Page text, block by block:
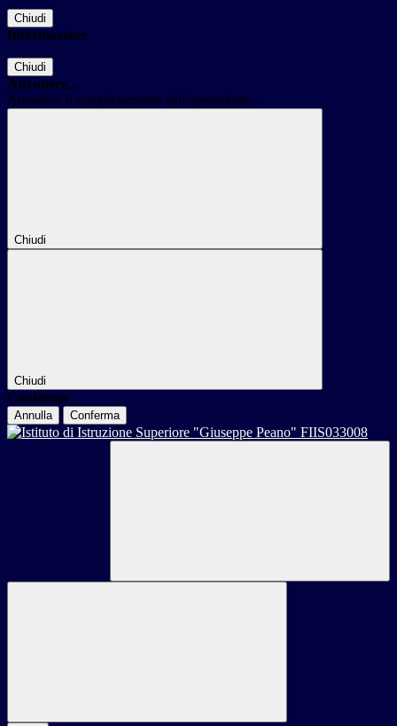
Chiudi
Informazione
Chiudi
Attendere...
Attendere il completamento dell'operazione...
Chiudi
Chiudi
Conferma
Annulla Conferma